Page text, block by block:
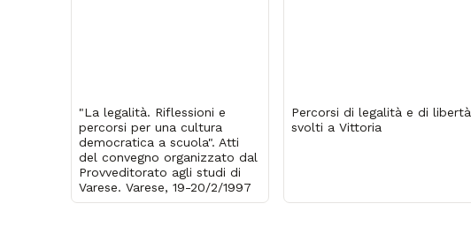
"La legalità. Riflessioni e
percorsi per una cultura
democratica a scuola". Atti
del convegno organizzato dal
Provveditorato agli studi di
Varese. Varese, 19-20/2/1997
Percorsi di legalità e di libertà
svolti a Vittoria